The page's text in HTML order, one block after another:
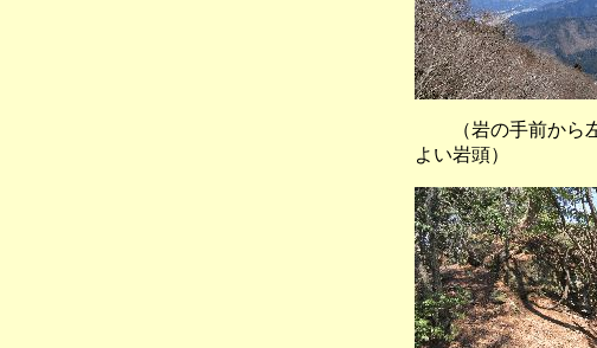
（岩の手前か
よい岩頭）